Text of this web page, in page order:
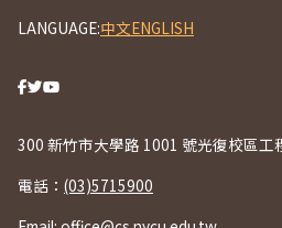
LANGUAGE:中文ENGLISH
300 新竹市大學路 1001 號光復校區工
電話： (03)5715900